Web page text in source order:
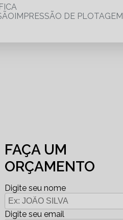
IMPRESSÃO DE PLOTAGEM
FAÇA UM
ORÇAMENTO
Digite seu nome
Digite seu email